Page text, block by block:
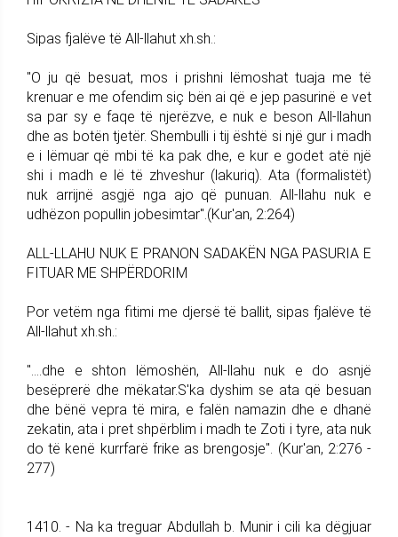
Sipas fjalëve të All-llahut xh.sh.:
"O ju që besuat, mos i prishni lëmoshat tuaja me të
krenuar e me ofendim siç bën ai që e jep pasurinë e vet
sa par sy e faqe të njerëzve, e nuk e beson All-llahun
dhe as botën tjetër. Shembulli i tij është si një gur i madh
e i lëmuar që mbi të ka pak dhe, e kur e godet atë një
shi i madh e lë të zhveshur (lakuriq). Ata (formalistët)
nuk arrijnë asgjë nga ajo që punuan. All-llahu nuk e
udhëzon popullin jobesimtar".(Kur'an, 2:264)
ALL-LLAHU NUK E PRANON SADAKËN NGA PASURIA E
FITUAR ME SHPËRDORIM
Por vetëm nga fitimi me djersë të ballit, sipas fjalëve të
All-llahut xh.sh.:
"....dhe e shton lëmoshën, All-llahu nuk e do asnjë
besëprerë dhe mëkatar.S'ka dyshim se ata që besuan
dhe bënë vepra të mira, e falën namazin dhe e dhanë
zekatin, ata i pret shpërblim i madh te Zoti i tyre, ata nuk
do të kenë kurrfarë frike as brengosje". (Kur'an, 2:276 -
277)
1410. - Na ka treguar Abdullah b. Munir i cili ka dëgjuar